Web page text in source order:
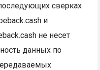
сверках
и
не несет
данных по